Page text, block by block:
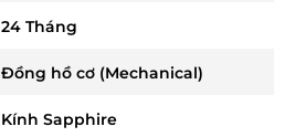
24 Tháng
Đồng hồ cơ (Mechanical)
Kính Sapphire